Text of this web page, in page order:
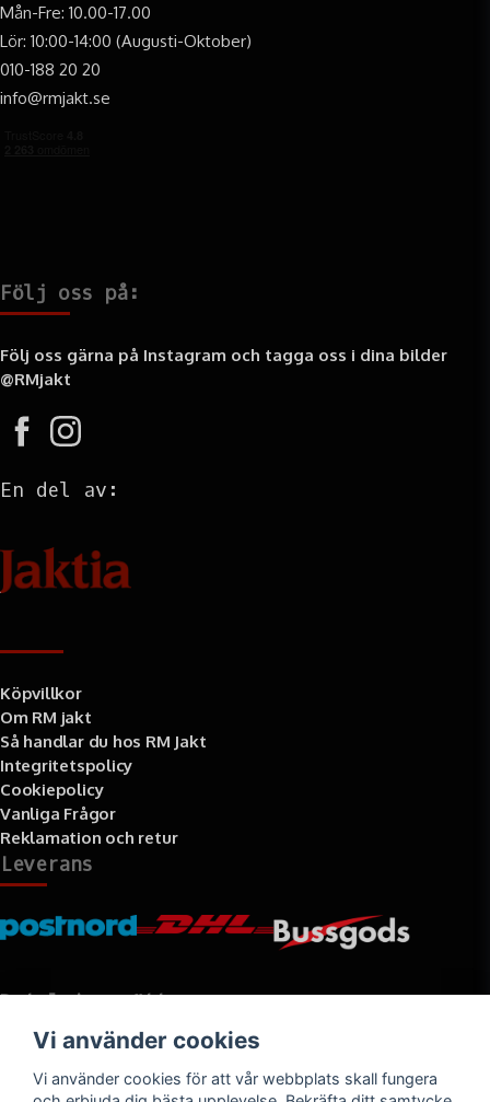
Mån-Fre: 10.00-17.00
Lör: 10:00-14:00 (Augusti-Oktober)
010-188 20 20
info@rmjakt.se
Följ oss på:
Följ oss gärna på Instagram och tagga oss i dina bilder
@RMjakt
En del av:
Köpvillkor
Om RM jakt
Så handlar du hos RM Jakt
Integritetspolicy
Cookiepolicy
Vanliga Frågor
Reklamation och retur
Leverans
Betalningssätt
Vi använder cookies
Vi använder cookies för att vår webbplats skall fungera